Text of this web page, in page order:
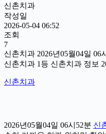
신촌치과
작성일
2026-05-04 06:52
조회
7
신촌치과 2026년05월04일 06
신촌치과 1등 신촌치과 정보
신촌치과
2026년05월04일 06시52분 신